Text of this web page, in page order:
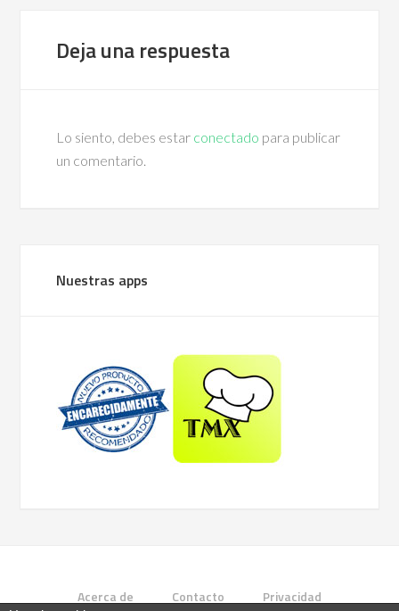
Deja una respuesta
Lo siento, debes estar conectado para publicar
un comentario.
Nuestras apps
Acerca de Contacto Privacidad